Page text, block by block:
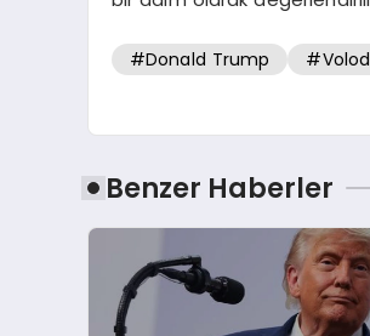
#Donald Trump
Benzer Haberler